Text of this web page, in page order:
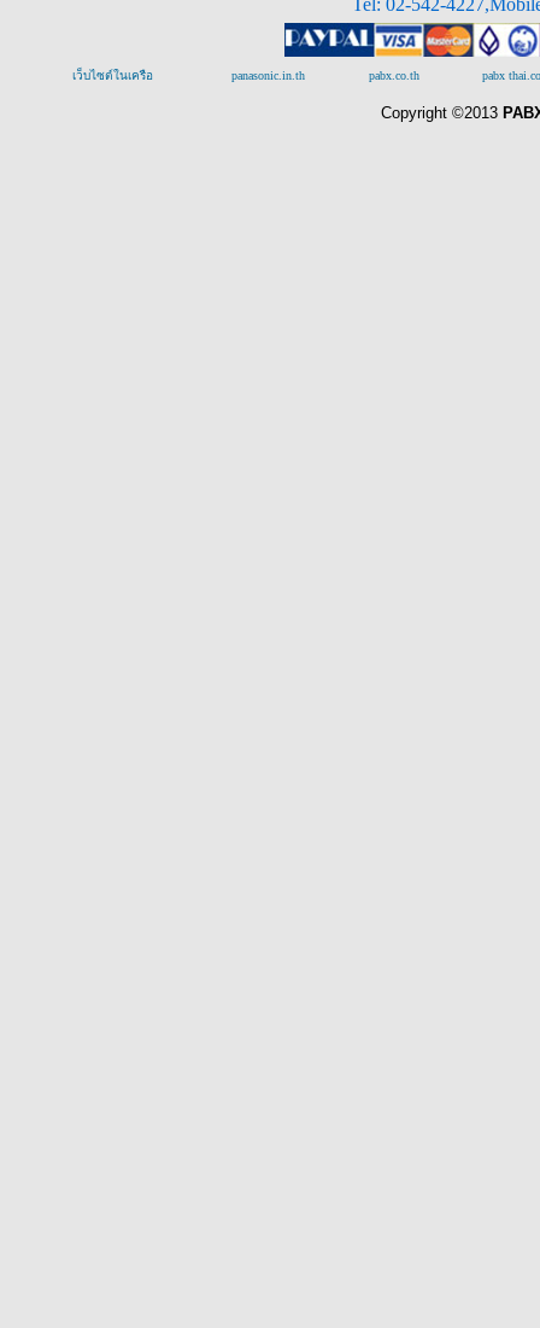
Tel: 02-542-
เว็บไซต์ในเครือ panasonic.in.th pabx.co.th pabx
Copyright ©2013